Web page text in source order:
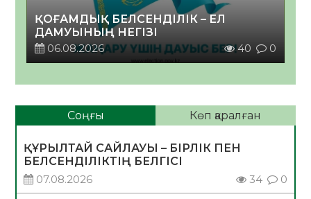
ҚОҒАМДЫҚ БЕЛСЕНДІЛІК – ЕЛ
ДАМУЫНЫҢ НЕГІЗІ
06.08.2026
40 0
Соңғы Көп қаралған
ҚҰРЫЛТАЙ САЙЛАУЫ – БІРЛІК ПЕН
БЕЛСЕНДІЛІКТІҢ БЕЛГІСІ
07.08.2026
34 0